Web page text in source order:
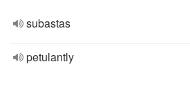
subastas
petulantly